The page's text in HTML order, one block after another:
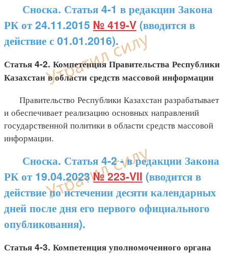
Сноска. Статья 4-1 в редакции Закона
РК от 24.11.2015 № 419-V (вводится в
действие с 01.01.2016).
Статья 4-2. Компетенция Правительства Республики
Казахстан в области средств массовой информации
Правительство Республики Казахстан разрабатывает
и обеспечивает реализацию основных направлений
государственной политики в области средств массовой
информации.
Сноска. Статья 4-2 - в редакции Закона
РК от 19.04.2023№ 223-VII (вводится в
действие по истечении десяти календарных
дней после дня его первого официального
опубликования).
Статья 4-3. Компетенция уполномоченного органа